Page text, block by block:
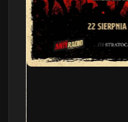
This Will Destroy You
09.08 - Poznań, Klub